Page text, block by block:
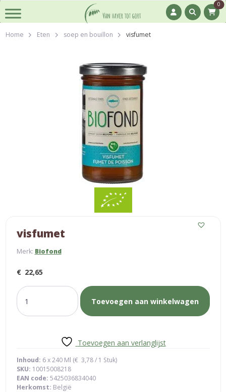
0
Home Eten soep en bouillon visfumet
visfumet
Merk: Biofond
€ 22,65
visfumet
aantal
Toevoegen aan winkelwagen
Toevoegen aan verlanglijst
Inhoud: 6 x 240 Ml (€ 3,78/ 1 Stuk)
SKU: 10015008218
EAN code: 5425036834040
Herkomst: België